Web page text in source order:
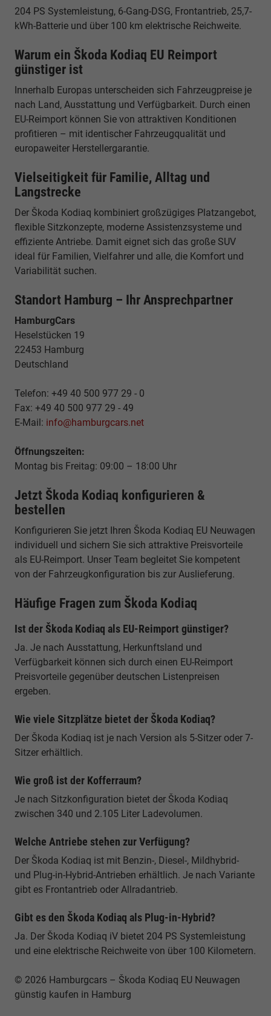
204 PS Systemleistung, 6-Gang-DSG, Frontantrieb, 25,7-
kWh-Batterie und über 100 km elektrische Reichweite.
Warum ein Škoda Kodiaq EU Reimport
günstiger ist
Innerhalb Europas unterscheiden sich Fahrzeugpreise je
nach Land, Ausstattung und Verfügbarkeit. Durch einen
EU-Reimport können Sie von attraktiven Konditionen
profitieren – mit identischer Fahrzeugqualität und
europaweiter Herstellergarantie.
Vielseitigkeit für Familie, Alltag und
Langstrecke
Der Škoda Kodiaq kombiniert großzügiges Platzangebot,
flexible Sitzkonzepte, moderne Assistenzsysteme und
effiziente Antriebe. Damit eignet sich das große SUV
ideal für Familien, Vielfahrer und alle, die Komfort und
Variabilität suchen.
Standort Hamburg – Ihr Ansprechpartner
HamburgCars
Heselstücken 19
22453 Hamburg
Deutschland
Telefon: +49 40 500 977 29 - 0
Fax: +49 40 500 977 29 - 49
E-Mail: info@hamburgcars.net
Öffnungszeiten:
Montag bis Freitag: 09:00 – 18:00 Uhr
Jetzt Škoda Kodiaq konfigurieren &
bestellen
Konfigurieren Sie jetzt Ihren Škoda Kodiaq EU Neuwagen
individuell und sichern Sie sich attraktive Preisvorteile
als EU-Reimport. Unser Team begleitet Sie kompetent
von der Fahrzeugkonfiguration bis zur Auslieferung.
Häufige Fragen zum Škoda Kodiaq
Ist der Škoda Kodiaq als EU-Reimport günstiger?
Ja. Je nach Ausstattung, Herkunftsland und
Verfügbarkeit können sich durch einen EU-Reimport
Preisvorteile gegenüber deutschen Listenpreisen
ergeben.
Wie viele Sitzplätze bietet der Škoda Kodiaq?
Der Škoda Kodiaq ist je nach Version als 5-Sitzer oder 7-
Sitzer erhältlich.
Wie groß ist der Kofferraum?
Je nach Sitzkonfiguration bietet der Škoda Kodiaq
zwischen 340 und 2.105 Liter Ladevolumen.
Welche Antriebe stehen zur Verfügung?
Der Škoda Kodiaq ist mit Benzin-, Diesel-, Mildhybrid-
und Plug-in-Hybrid-Antrieben erhältlich. Je nach Variante
gibt es Frontantrieb oder Allradantrieb.
Gibt es den Škoda Kodiaq als Plug-in-Hybrid?
Ja. Der Škoda Kodiaq iV bietet 204 PS Systemleistung
und eine elektrische Reichweite von über 100 Kilometern.
© 2026 Hamburgcars – Škoda Kodiaq EU Neuwagen
günstig kaufen in Hamburg